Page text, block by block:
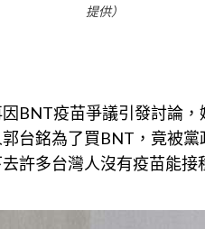
提供）
BNT疫苗爭議引發討論
台銘為了買BNT，竟被
許多台灣人沒有疫苗能接